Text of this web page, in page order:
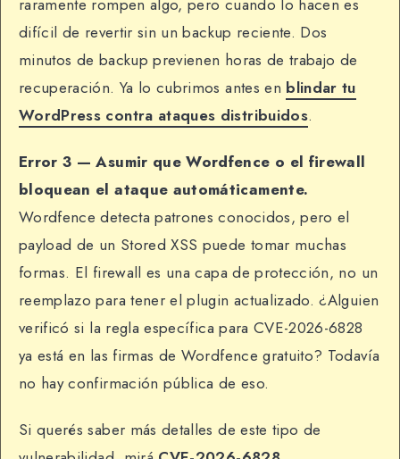
raramente rompen algo, pero cuando lo hacen es
difícil de revertir sin un backup reciente. Dos
minutos de backup previenen horas de trabajo de
recuperación. Ya lo cubrimos antes en blindar tu
WordPress contra ataques distribuidos.
Error 3 — Asumir que Wordfence o el firewall
bloquean el ataque automáticamente.
Wordfence detecta patrones conocidos, pero el
payload de un Stored XSS puede tomar muchas
formas. El firewall es una capa de protección, no un
reemplazo para tener el plugin actualizado. ¿Alguien
verificó si la regla específica para CVE-2026-6828
ya está en las firmas de Wordfence gratuito? Todavía
no hay confirmación pública de eso.
Si querés saber más detalles de este tipo de